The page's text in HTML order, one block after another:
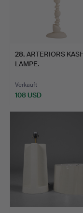
28. ARTERIORS
LAMPE.
Verkauft
108 USD